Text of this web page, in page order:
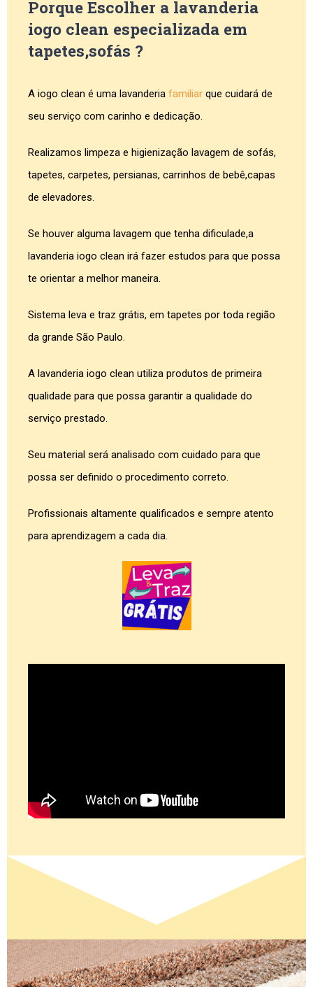
Porque Escolher a lavanderia
iogo clean especializada em
tapetes,sofás ?
A iogo clean é uma lavanderia familiar que cuidará de
seu serviço com carinho e dedicação.
Realizamos limpeza e higienização lavagem de sofás,
tapetes, carpetes, persianas, carrinhos de bebê,capas
de elevadores.
Se houver alguma lavagem que tenha dificulade,a
lavanderia iogo clean irá fazer estudos para que possa
te orientar a melhor maneira.
Sistema leva e traz grátis, em tapetes por toda região
da grande São Paulo.
A lavanderia iogo clean utiliza produtos de primeira
qualidade para que possa garantir a qualidade do
serviço prestado.
Seu material será analisado com cuidado para que
possa ser definido o procedimento correto.
Profissionais altamente qualificados e sempre atento
para aprendizagem a cada dia.